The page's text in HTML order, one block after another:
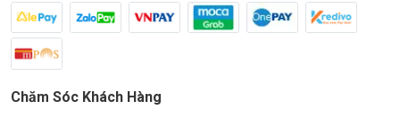
Chăm Sóc Khách Hàng